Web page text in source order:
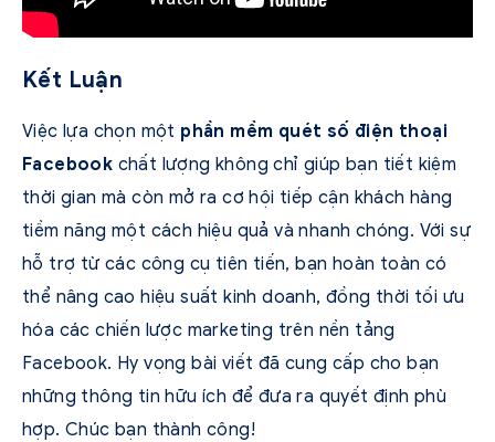
Kết Luận
Việc lựa chọn một phần mềm quét số điện thoại
Facebook chất lượng không chỉ giúp bạn tiết kiệm
thời gian mà còn mở ra cơ hội tiếp cận khách hàng
tiềm năng một cách hiệu quả và nhanh chóng. Với sự
hỗ trợ từ các công cụ tiên tiến, bạn hoàn toàn có
thể nâng cao hiệu suất kinh doanh, đồng thời tối ưu
hóa các chiến lược marketing trên nền tảng
Facebook. Hy vọng bài viết đã cung cấp cho bạn
những thông tin hữu ích để đưa ra quyết định phù
hợp. Chúc bạn thành công!